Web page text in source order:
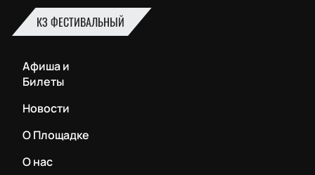
КЗ ФЕСТИВАЛЬНЫЙ
Афиша и
Билеты
Новости
О Площадке
О нас